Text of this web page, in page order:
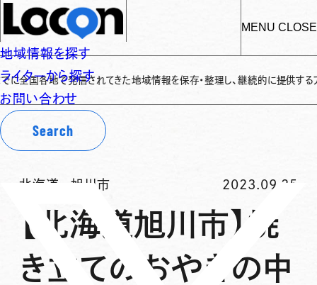
MENU CLOSE
地域情報を探す
ライターから探す
お問い合わせ
Search
地で発信されてきた地域情報を保存・整理し、継続的に提供するアーカイブ
北海道 -旭川市 2023.09.25
【北海道旭川市】焼
き立てのおやきの中